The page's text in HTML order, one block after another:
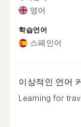
영어
학습언어
스페인어
이상적인 언어
Learning for